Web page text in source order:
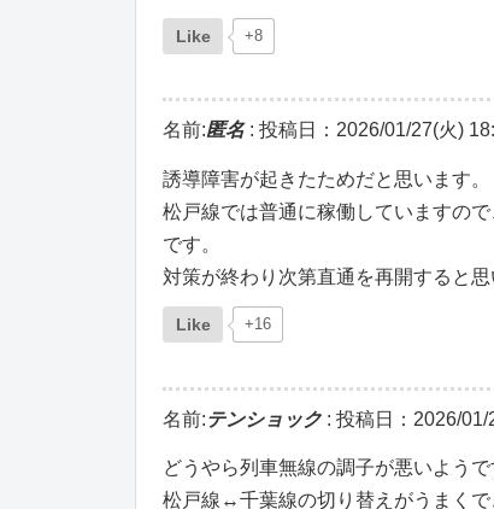
Like +8
名前:匿名: 投稿日：2026/01/27(火)
誘導障害が起きたためだと思います。
松戸線では普通に稼働していますの
です。
対策が終わり次第直通を再開すると思
Like +16
名前:テンショック : 投稿日：2026/01/
どうやら列車無線の調子が悪いようで
松戸線↔千葉線の切り替えがうまくで